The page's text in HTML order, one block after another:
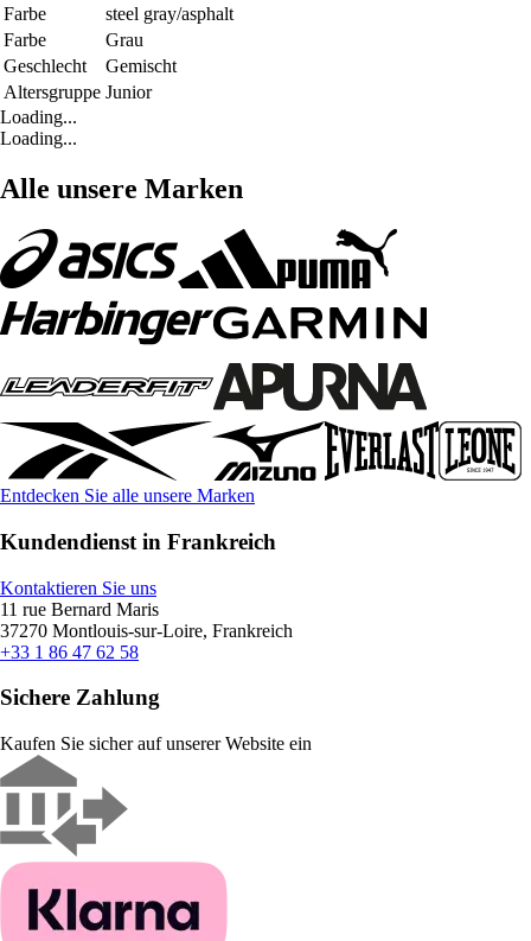
Farbe
steel gray/asphalt
Farbe
Grau
Geschlecht
Gemischt
Altersgruppe Junior
Loading...
Loading...
Alle unsere Marken
Entdecken Sie alle unsere Marken
Kundendienst in Frankreich
Kontaktieren Sie uns
11 rue Bernard Maris
37270 Montlouis-sur-Loire, Frankreich
+33 1 86 47 62 58
Sichere Zahlung
Kaufen Sie sicher auf unserer Website ein